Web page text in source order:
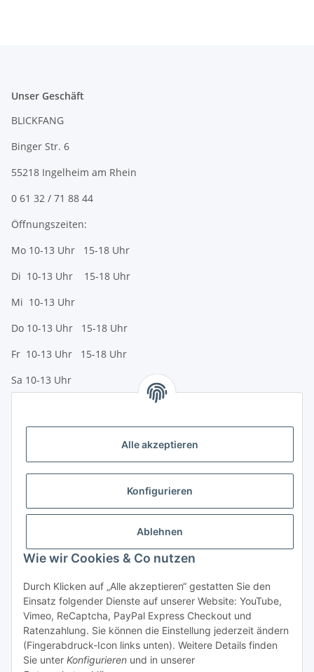
Alle akzeptieren
Konfigurieren
Ablehnen
Wie wir Cookies & Co nutzen
Durch Klicken auf „Alle akzeptieren“ gestatten Sie den
Einsatz folgender Dienste auf unserer Website: YouTube,
Vimeo, ReCaptcha, PayPal Express Checkout und
Ratenzahlung. Sie können die Einstellung jederzeit ändern
(Fingerabdruck-Icon links unten). Weitere Details finden
Sie unter Konfigurieren und in unserer
Unser Geschäft
BLICKFANG
Binger Str. 6
55218 Ingelheim am Rhein
0 61 32 / 71 88 44
Öffnungszeiten:
Mo 10-13 Uhr 15-18 Uhr
Di 10-13 Uhr 15-18 Uhr
Mi 10-13 Uhr
Do 10-13 Uhr 15-18 Uhr
Fr 10-13 Uhr 15-18 Uhr
Sa 10-13 Uhr
Vorkasse (per Bank-Überweisung)
Sofortüberweisung
Rechnungskauf
Gesetzliche Informationen
Informationen